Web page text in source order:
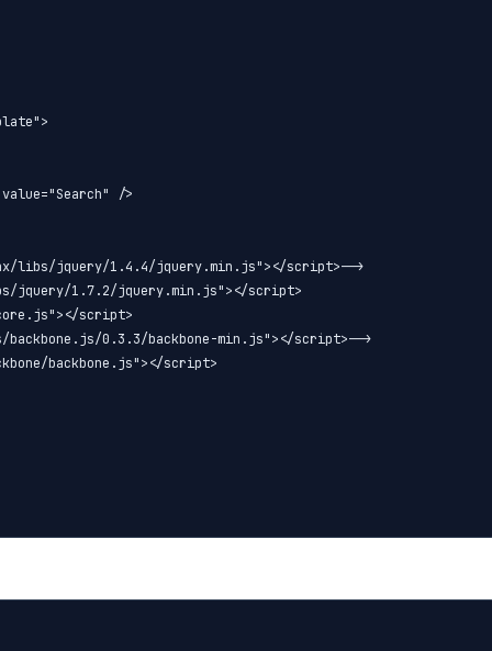
/>
libs/jquery/1.4.4/jquery.min.js"></script>-->
jquery/1.7.2/jquery.min.js"></script>
script>
0.3.3/backbone-min.js"></script>-->
backbone.js"></script>